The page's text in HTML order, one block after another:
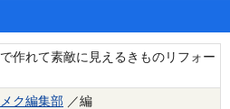
作れて素敵に見えるきものリフォー
ク編集部 ／編